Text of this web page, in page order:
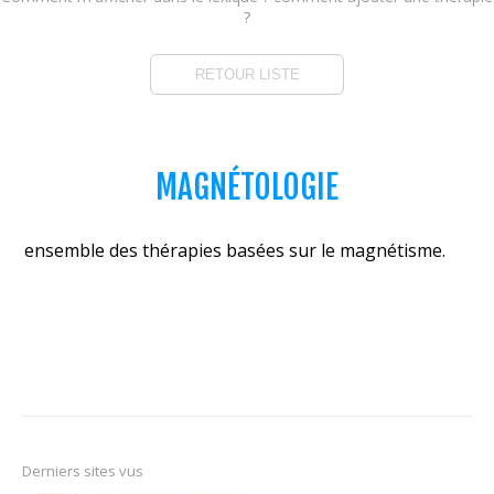
?
RETOUR LISTE
MAGNÉTOLOGIE
ensemble des thérapies basées sur le magnétisme.
Derniers sites vus